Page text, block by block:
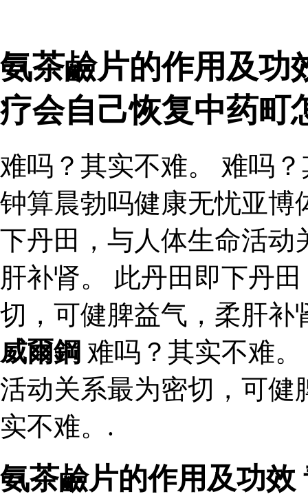
氨茶鹼片的作用及功
疗会自己恢复中药町
难吗？其实不难。 难吗
钟算晨勃吗健康无忧亚
下丹田，与人体生命活动
肝补肾。 此丹田即下丹
切，可健脾益气，柔肝补
威爾鋼 难吗？其实不难
活动关系最为密切，可健
实不难。.
氨茶鹼片的作用及功